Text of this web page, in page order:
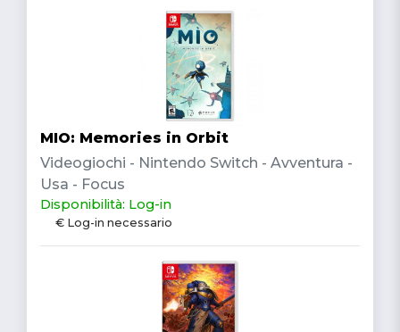
MIO: Memories in Orbit
Videogiochi - Nintendo Switch - Avventura -
Usa - Focus
Disponibilità: Log-in
€ Log-in necessario